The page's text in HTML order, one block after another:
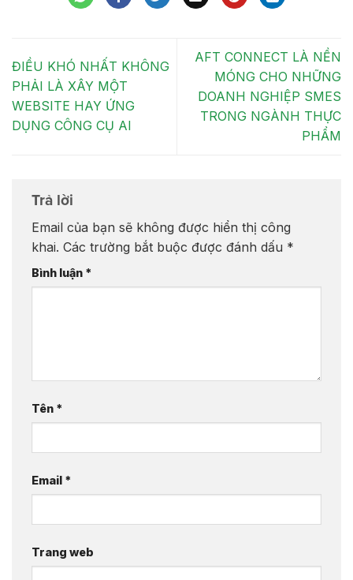
ĐIỀU KHÓ NHẤT KHÔNG
PHẢI LÀ XÂY MỘT
WEBSITE HAY ỨNG
DỤNG CÔNG CỤ AI
AFT CONNECT LÀ NỀN
MÓNG CHO NHỮNG
DOANH NGHIỆP SMES
TRONG NGÀNH THỰC
PHẨM
Trả lời
Email của bạn sẽ không được hiển thị công
khai. Các trường bắt buộc được đánh dấu *
Bình luận *
Tên *
Email *
Trang web